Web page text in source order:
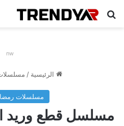
بحث عن
nw
الرئيسية / مسلسلات
مسلسلات رمضان